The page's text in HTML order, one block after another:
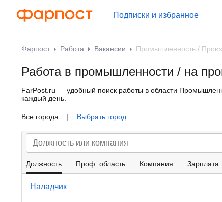
Подписки и избранное
Фарпост Работа Вакансии Промышленность /
Работа в промышленности / на
FarPost.ru — удобный поиск работы в области
каждый день.
Все города | Выбрать город...
Должность Проф. область Компания Зарплата
Наладчик